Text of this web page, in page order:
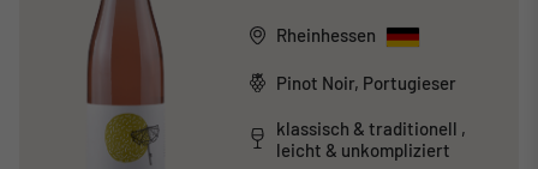
Rheinhessen
Pinot Noir, Portugieser
klassisch & traditionell ,
leicht & unkompliziert